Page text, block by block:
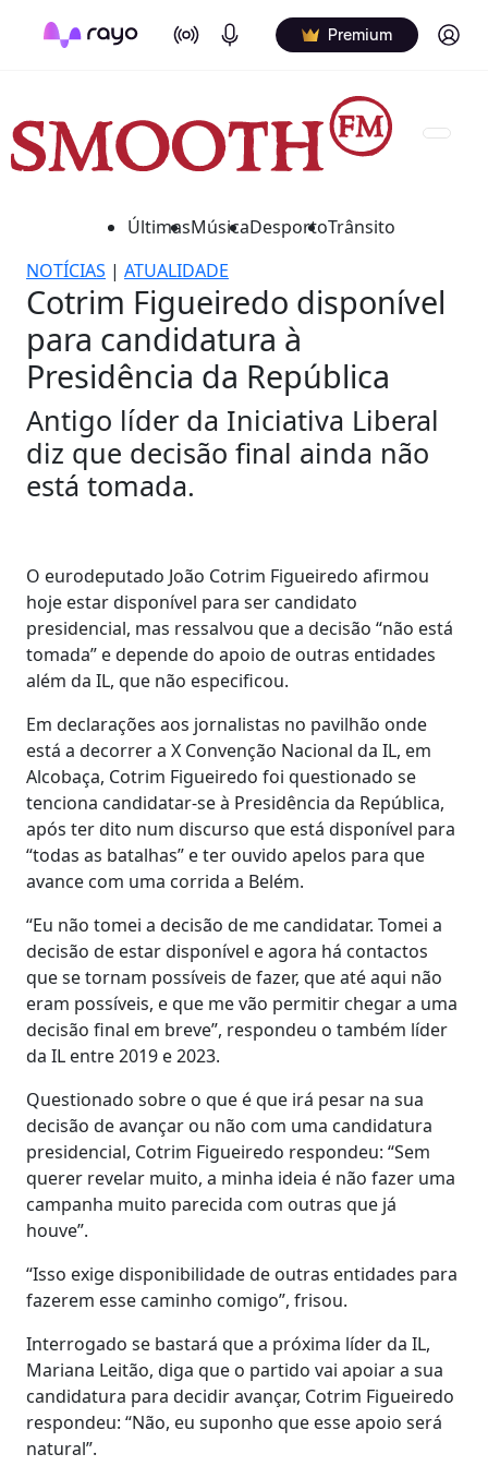
On Air Podcasts Premium Log in
ÚltimasMúsicaDesportoTrânsito
NOTÍCIAS | ATUALIDADE
Cotrim Figueiredo disponível
para candidatura à
Presidência da República
Antigo líder da Iniciativa Liberal
diz que decisão final ainda não
está tomada.
O eurodeputado João Cotrim Figueiredo afirmou
hoje estar disponível para ser candidato
presidencial, mas ressalvou que a decisão “não está
tomada” e depende do apoio de outras entidades
além da IL, que não especificou.
Em declarações aos jornalistas no pavilhão onde
está a decorrer a X Convenção Nacional da IL, em
Alcobaça, Cotrim Figueiredo foi questionado se
tenciona candidatar-se à Presidência da República,
após ter dito num discurso que está disponível para
“todas as batalhas” e ter ouvido apelos para que
avance com uma corrida a Belém.
“Eu não tomei a decisão de me candidatar. Tomei a
decisão de estar disponível e agora há contactos
que se tornam possíveis de fazer, que até aqui não
eram possíveis, e que me vão permitir chegar a uma
decisão final em breve”, respondeu o também líder
da IL entre 2019 e 2023.
Questionado sobre o que é que irá pesar na sua
decisão de avançar ou não com uma candidatura
presidencial, Cotrim Figueiredo respondeu: “Sem
querer revelar muito, a minha ideia é não fazer uma
campanha muito parecida com outras que já
houve”.
“Isso exige disponibilidade de outras entidades para
fazerem esse caminho comigo”, frisou.
Interrogado se bastará que a próxima líder da IL,
Mariana Leitão, diga que o partido vai apoiar a sua
candidatura para decidir avançar, Cotrim Figueiredo
respondeu: “Não, eu suponho que esse apoio será
natural”.